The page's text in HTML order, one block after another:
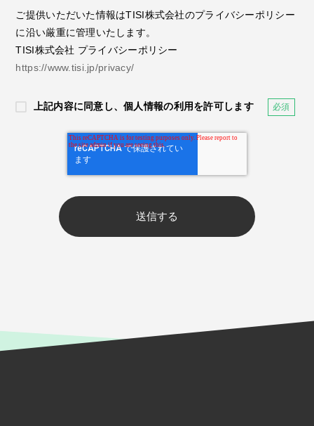
ご提供いただいた情報はTISI株式会社のプライバシーポリシー
に沿い厳重に管理いたします。
TISI株式会社 プライバシーポリシー
https://www.tisi.jp/privacy/
上記内容に同意し、個人情報の利用を許可します